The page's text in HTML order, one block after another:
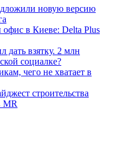
новую версию
в Киеве: Delta Plus
взятку. 2 млн
социалке?
чего не хватает в
строительства
MR